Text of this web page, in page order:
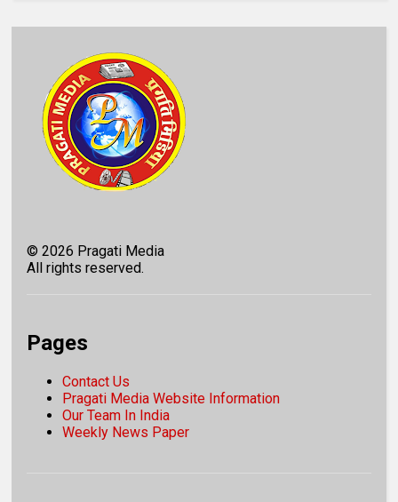
©2026 Pragati Media
All rights reserved.
Pages
Contact Us
Pragati Media Website Information
Our Team In India
Weekly News Paper